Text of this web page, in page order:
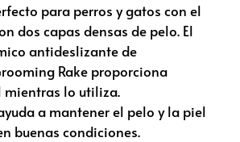
para perros y gatos con el
dos capas densas de pelo. El
antideslizante de
Rake proporciona
lo utiliza.
a mantener el pelo y la piel
buenas condiciones.